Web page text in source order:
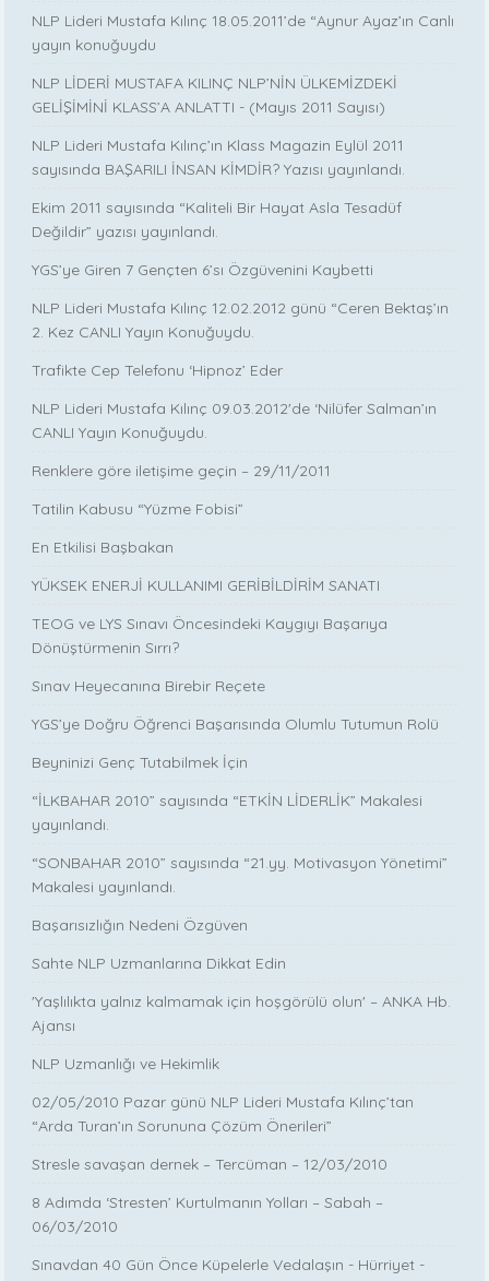
NLP Lideri Mustafa Kılınç 18.05.2011’de “Aynur Ayaz’ın Canlı
yayın konuğuydu
NLP LİDERİ MUSTAFA KILINÇ NLP’NİN ÜLKEMİZDEKİ
GELİŞİMİNİ KLASS’A ANLATTI - (Mayıs 2011 Sayısı)
NLP Lideri Mustafa Kılınç’ın Klass Magazin Eylül 2011
sayısında BAŞARILI İNSAN KİMDİR? Yazısı yayınlandı.
Ekim 2011 sayısında “Kaliteli Bir Hayat Asla Tesadüf
Değildir” yazısı yayınlandı.
YGS’ye Giren 7 Gençten 6’sı Özgüvenini Kaybetti
NLP Lideri Mustafa Kılınç 12.02.2012 günü “Ceren Bektaş’ın
2. Kez CANLI Yayın Konuğuydu.
Trafikte Cep Telefonu ‘Hipnoz’ Eder
NLP Lideri Mustafa Kılınç 09.03.2012'de ‘Nilüfer Salman’ın
CANLI Yayın Konuğuydu.
Renklere göre iletişime geçin – 29/11/2011
Tatilin Kabusu “Yüzme Fobisi”
En Etkilisi Başbakan
YÜKSEK ENERJİ KULLANIMI GERİBİLDİRİM SANATI
TEOG ve LYS Sınavı Öncesindeki Kaygıyı Başarıya
Dönüştürmenin Sırrı?
Sınav Heyecanına Birebir Reçete
YGS’ye Doğru Öğrenci Başarısında Olumlu Tutumun Rolü
Beyninizi Genç Tutabilmek İçin
“İLKBAHAR 2010” sayısında “ETKİN LİDERLİK” Makalesi
yayınlandı.
“SONBAHAR 2010” sayısında “21.yy. Motivasyon Yönetimi”
Makalesi yayınlandı.
Başarısızlığın Nedeni Özgüven
Sahte NLP Uzmanlarına Dikkat Edin
'Yaşlılıkta yalnız kalmamak için hoşgörülü olun' – ANKA Hb.
Ajansı
NLP Uzmanlığı ve Hekimlik
02/05/2010 Pazar günü NLP Lideri Mustafa Kılınç’tan
“Arda Turan’ın Sorununa Çözüm Önerileri”
Stresle savaşan dernek – Tercüman – 12/03/2010
8 Adımda ‘Stresten’ Kurtulmanın Yolları – Sabah –
06/03/2010
Sınavdan 40 Gün Önce Küpelerle Vedalaşın - Hürriyet -